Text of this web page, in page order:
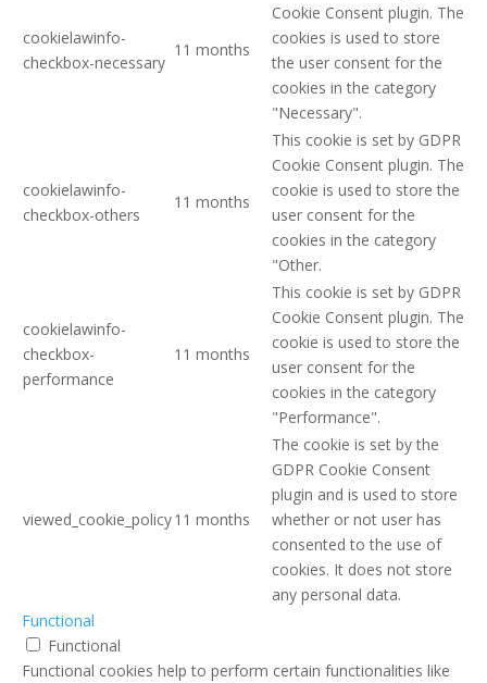
cookielawinfo-
checkbox-necessary
11 months
Cookie Consent plugin. The
cookies is used to store
the user consent for the
cookies in the category
"Necessary".
cookielawinfo-
checkbox-others
11 months
This cookie is set by GDPR
Cookie Consent plugin. The
cookie is used to store the
user consent for the
cookies in the category
"Other.
cookielawinfo-
checkbox-
performance
11 months
This cookie is set by GDPR
Cookie Consent plugin. The
cookie is used to store the
user consent for the
cookies in the category
"Performance".
viewed_cookie_policy11 months
The cookie is set by the
GDPR Cookie Consent
plugin and is used to store
whether or not user has
consented to the use of
cookies. It does not store
any personal data.
Functional
Functional
Functional cookies help to perform certain functionalities like